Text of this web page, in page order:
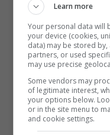
2026:
Italiana
Pietra
Learn more
Your personal data will
your device (cookies,
data) may be stored
partners, or used
may use precise
Some vendors may
of legitimate interest,
your options below.
or in the site menu to
and cookie settings.